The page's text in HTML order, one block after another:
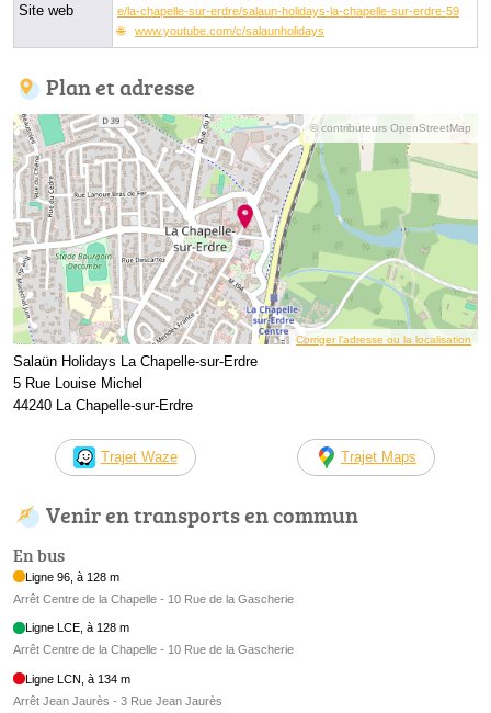
Site web
e/la-chapelle-sur-erdre/salaun-holidays-la-chapelle-sur-erdre-59
www.youtube.com/c/salaunholidays
Plan et adresse
© contributeurs OpenStreetMap
Corriger l’adresse ou la localisation
Salaün Holidays La Chapelle-sur-Erdre
5 Rue Louise Michel
44240 La Chapelle-sur-Erdre
Trajet Waze Trajet Maps
Venir en transports en commun
En bus
Ligne 96, à 128 m
Arrêt Centre de la Chapelle - 10 Rue de la Gascherie
Ligne LCE, à 128 m
Arrêt Centre de la Chapelle - 10 Rue de la Gascherie
Ligne LCN, à 134 m
Arrêt Jean Jaurès - 3 Rue Jean Jaurès